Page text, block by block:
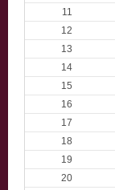
11
12
13
14
15
16
17
18
19
20